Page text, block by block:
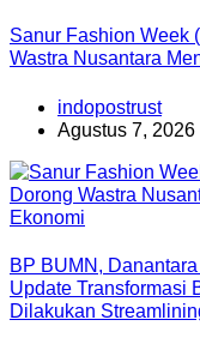
Sanur Fashion Week
Wastra Nusantara
indopostrust
Agustus 7, 2026
Ekonomi
BP BUMN,
Update Transformasi
Dilakukan